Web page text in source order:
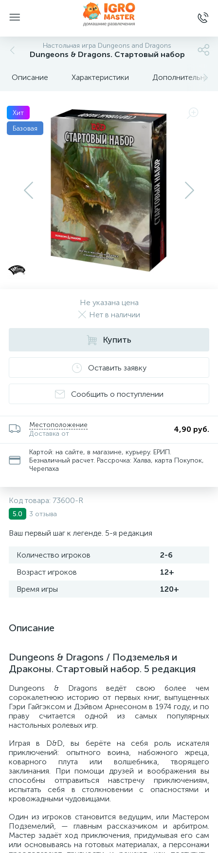
Настольная игра Dungeons and Dragons
Dungeons & Dragons. Стартовый набор
Описание Характеристики Дополнительные
Хит
Базовая
Не указана цена
Нет в наличии
Купить
Оставить заявку
Сообщить о поступлении
Местоположение
Доставка от
4,90 руб.
Картой: на сайте, в магазине, курьеру. ЕРИП.
Безналичный расчет. Рассрочка: Халва, карта Покупок,
Черепаха
Код товара: 73600-R
5.0 3 отзыва
Ваш первый шаг к легенде. 5-я редакция
Количество игроков
2-6
Возраст игроков
12+
Время игры
120+
Описание
Dungeons & Dragons / Подземелья и
Драконы. Стартовый набор. 5 редакция
Dungeons & Dragons ведёт свою более чем
сорокалетнюю историю от первых книг, выпущенных
Гэри Гайгэксом и Дэйвом Арнесоном в 1974 году, и по
праву считается одной из самых популярных
настольных ролевых игр.
Играя в D&D, вы берёте на себя роль искателя
приключений: опытного воина, набожного жреца,
коварного плута или волшебника, творящего
заклинания. При помощи друзей и воображения вы
способны отправиться навстречу приключениям,
испытать себя в столкновении с опасностями и
кровожадными чудовищами.
Один из игроков становится ведущим, или Мастером
Подземелий, — главным рассказчиком и арбитром.
Мастер задаёт ход приключения, придумывая его сам
или основываясь на готовых материалах, а персонажи